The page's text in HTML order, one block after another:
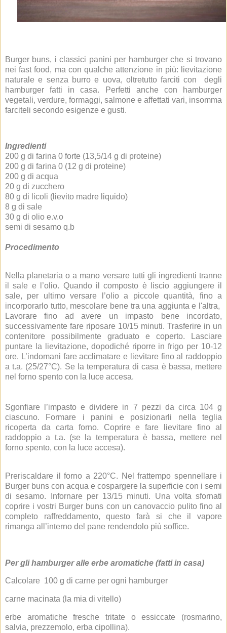
Burger buns, i classici panini per hamburger che si trovano
nei fast food, ma con qualche attenzione in più: lievitazione
naturale e senza burro e uova, oltretutto farciti con degli
hamburger fatti in casa. Perfetti anche con hamburger
vegetali, verdure, formaggi, salmone e affettati vari, insomma
farciteli secondo esigenze e gusti.
Ingredienti
200 g di farina 0 forte (13,5/14 g di proteine)
200 g di farina 0 (12 g di proteine)
200 g di acqua
20 g di zucchero
80 g di licoli (lievito madre liquido)
8 g di sale
30 g di olio e.v.o
semi di sesamo q.b
Procedimento
Nella planetaria o a mano versare tutti gli ingredienti tranne
il sale e l’olio. Quando il composto è liscio aggiungere il
sale, per ultimo versare l’olio a piccole quantità, fino a
incorporarlo tutto, mescolare bene tra una aggiunta e l'altra,
Lavorare fino ad avere un impasto bene incordato,
successivamente fare riposare 10/15 minuti. Trasferire in un
contenitore possibilmente graduato e coperto. Lasciare
puntare la lievitazione, dopodiché riporre in frigo per 10-12
ore. L’indomani fare acclimatare e lievitare fino al raddoppio
a t.a. (25/27°C). Se la temperatura di casa è bassa, mettere
nel forno spento con la luce accesa.
Sgonfiare l’impasto e dividere in 7 pezzi da circa 104 g
ciascuno. Formare i panini e posizionarli nella teglia
ricoperta da carta forno. Coprire e fare lievitare fino al
raddoppio a t.a. (se la temperatura è bassa, mettere nel
forno spento, con la luce accesa).
Preriscaldare il forno a 220°C. Nel frattempo spennellare i
Burger buns con acqua e cospargere la superficie con i semi
di sesamo. Infornare per 13/15 minuti. Una volta sfornati
coprire i vostri Burger buns con un canovaccio pulito fino al
completo raffreddamento, questo farà si che il vapore
rimanga all’interno del pane rendendolo più soffice.
Per gli hamburger alle erbe aromatiche (fatti in casa)
Calcolare 100 g di carne per ogni hamburger
carne macinata (la mia di vitello)
erbe aromatiche fresche tritate o essiccate (rosmarino,
salvia, prezzemolo, erba cipollina).